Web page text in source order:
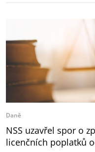
Daně
NSS uzavřel spor o
licenčních poplatků